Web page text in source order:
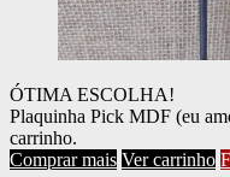
ÓTIMA ESCOLHA!
Plaquinha Pick MDF (eu
carrinho.
Comprar mais Ver carrinho